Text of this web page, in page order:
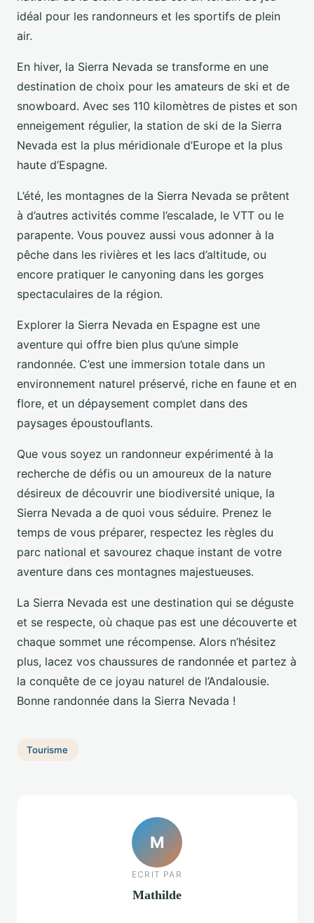
idéal pour les randonneurs et les sportifs de plein
air.
En hiver, la Sierra Nevada se transforme en une
destination de choix pour les amateurs de ski et de
snowboard. Avec ses 110 kilomètres de pistes et son
enneigement régulier, la station de ski de la Sierra
Nevada est la plus méridionale d’Europe et la plus
haute d’Espagne.
L’été, les montagnes de la Sierra Nevada se prêtent
à d’autres activités comme l’escalade, le VTT ou le
parapente. Vous pouvez aussi vous adonner à la
pêche dans les rivières et les lacs d’altitude, ou
encore pratiquer le canyoning dans les gorges
spectaculaires de la région.
Explorer la Sierra Nevada en Espagne est une
aventure qui offre bien plus qu’une simple
randonnée. C’est une immersion totale dans un
environnement naturel préservé, riche en faune et en
flore, et un dépaysement complet dans des
paysages époustouflants.
Que vous soyez un randonneur expérimenté à la
recherche de défis ou un amoureux de la nature
désireux de découvrir une biodiversité unique, la
Sierra Nevada a de quoi vous séduire. Prenez le
temps de vous préparer, respectez les règles du
parc national et savourez chaque instant de votre
aventure dans ces montagnes majestueuses.
La Sierra Nevada est une destination qui se déguste
et se respecte, où chaque pas est une découverte et
chaque sommet une récompense. Alors n’hésitez
plus, lacez vos chaussures de randonnée et partez à
la conquête de ce joyau naturel de l’Andalousie.
Bonne randonnée dans la Sierra Nevada !
Tourisme
M
ECRIT PAR
Mathilde